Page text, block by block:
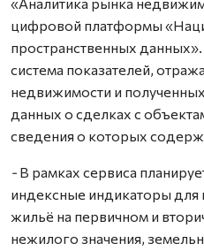
цифровой платформы
пространственных
система показателей,
недвижимости и полученных
данных о сделках с
сведения о которых
- В рамках сервиса
индексные индикаторы для
жильё на первичном и
нежилого значения,